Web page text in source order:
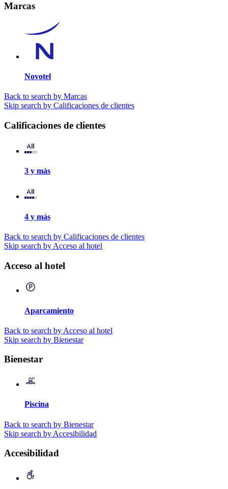
Marcas
Novotel
Back to search by Marcas
Skip search by Calificaciones de clientes
Calificaciones de clientes
3 y más
4 y más
Back to search by Calificaciones de clientes
Skip search by Acceso al hotel
Acceso al hotel
Aparcamiento
Back to search by Acceso al hotel
Skip search by Bienestar
Bienestar
Piscina
Back to search by Bienestar
Skip search by Accesibilidad
Accesibilidad